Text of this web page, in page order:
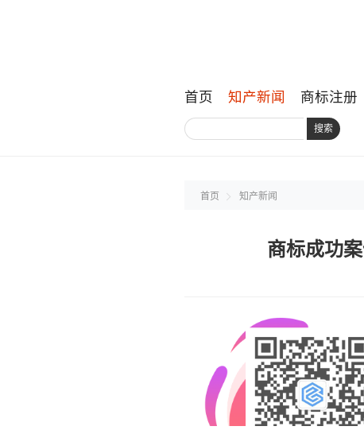
首页 知产新闻 商标注册
搜索
首页 知产新闻
商标成功